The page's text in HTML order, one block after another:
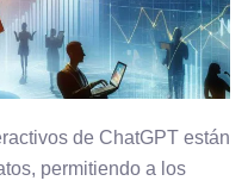
de ChatGPT están
permitiendo a los